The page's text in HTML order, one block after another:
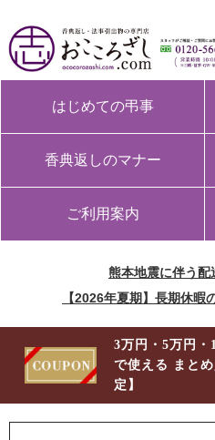
はじめての弔事
香典返しのマナー
ご利用案内
熊本地震に伴う配
【2026年夏期】長期休暇
3万円・5万円・
で使える まと
定】